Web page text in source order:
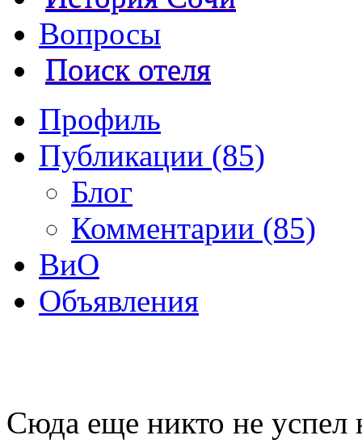
Вопросы
Поиск отеля
Профиль
Публикации (85)
Блог
Комментарии (85)
ВиО
Объявления
Сюда еще никто не успел